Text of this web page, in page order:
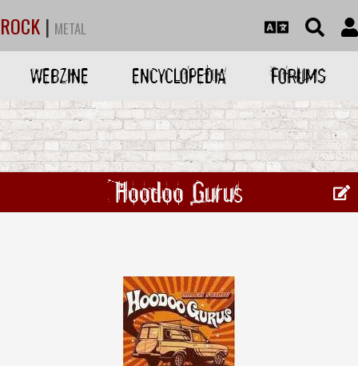
ROCK | METAL
WEBZINE ENCYCLOPEDIA FORUMS
Hoodoo Gurus